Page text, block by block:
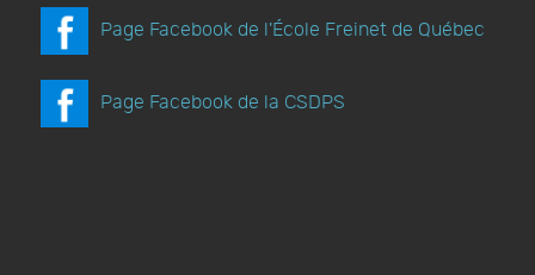
Page Facebook de l'École Freinet de Québec
Page Facebook de la CSDPS